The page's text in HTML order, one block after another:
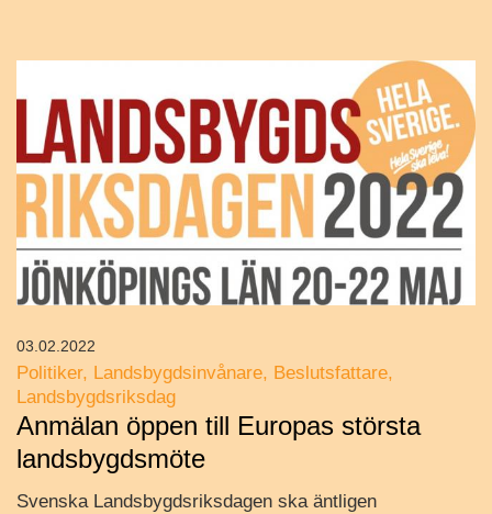
Politiker Landsbygdsinvånare
Beslutsfattare
Landsbygdsriksdag
Anmälan öppen till Europas största
landsbygdsmöte
Svenska Landsbygdsriksdagen ska äntligen
03.02.2022